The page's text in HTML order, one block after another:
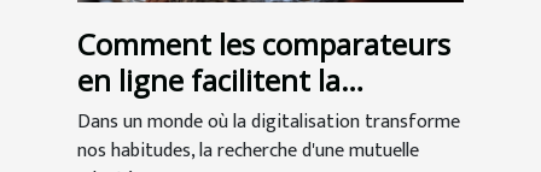
Comment les comparateurs
en ligne facilitent la
recherche de mutuelles
seniors
Dans un monde où la digitalisation transforme
nos habitudes, la recherche d'une mutuelle